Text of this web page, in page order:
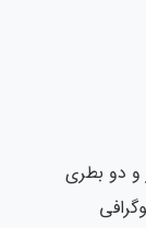
و دو بطری